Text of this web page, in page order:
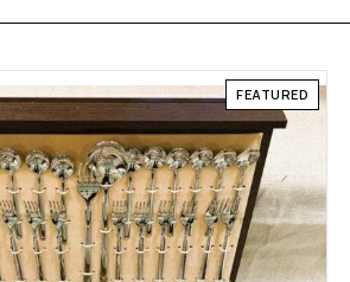
FEATURED